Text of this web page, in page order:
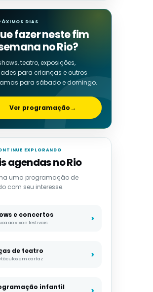
DIAS
fazer neste fim
no Rio?
teatro, exposições,
para crianças e outros
para sábado e domingo.
Ver programação→
EXPLORANDO
agendas no Rio
uma programação de
com seu interesse.
e concertos
ao vivo e festivais
de teatro
em cartaz
infantil